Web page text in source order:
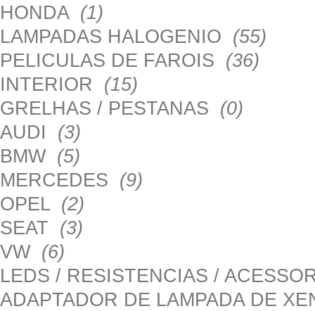
HONDA (1)
LAMPADAS HALOGENIO (55)
PELICULAS DE FAROIS (36)
INTERIOR (15)
GRELHAS / PESTANAS (0)
AUDI (3)
BMW (5)
MERCEDES (9)
OPEL (2)
SEAT (3)
VW (6)
LEDS / RESISTENCIAS /
ADAPTADOR DE LAMPADA DE